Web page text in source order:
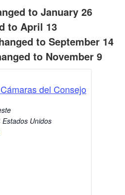
to January 26
to April 13
to September 14
to November 9
del Consejo
Estados Unidos